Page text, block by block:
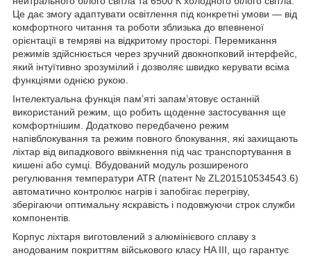
Це дає змогу адаптувати освітлення під конкретні умови — від
комфортного читання та роботи зблизька до впевненої
орієнтації в темряві на відкритому просторі. Перемикання
режимів здійснюється через зручний двокнопковий інтерфейс,
який інтуїтивно зрозумілий і дозволяє швидко керувати всіма
функціями однією рукою.
Інтелектуальна функція пам’яті запам’ятовує останній
використаний режим, що робить щоденне застосування ще
комфортнішим. Додатково передбачено режим
напівблокування та режим повного блокування, які захищають
ліхтар від випадкового ввімкнення під час транспортування в
кишені або сумці. Вбудований модуль розширеного
регулювання температури ATR (патент № ZL201510534543.6)
автоматично контролює нагрів і запобігає перегріву,
зберігаючи оптимальну яскравість і подовжуючи строк служби
компонентів.
Корпус ліхтаря виготовлений з алюмінієвого сплаву з
анодованим покриттям військового класу HA III, що гарантує